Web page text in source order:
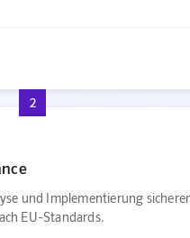
2
und Implementierung sicherer
EU-Standards.